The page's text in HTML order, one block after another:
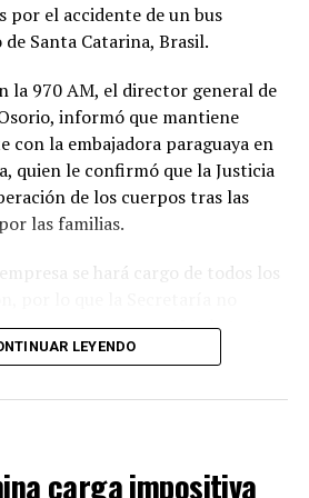
y al público en general, quienes
esta experiencia que propone
una perspectiva cercana,
GRATUITA EN CIUDAD DEL
regional para hacer frente a la
del peaje en todos sus puestos
por el accidente de un bus
Santa Catarina, Brasil.
la 970 AM, el director general de
informó que mantiene
con la embajadora paraguaya en
quien le confirmó que la Justicia
de los cuerpos tras las
las familias.
se hará cargo de todos los
en ese proceso. No obstante,
seguirá acompañando y
regresen al país.
pasajeros que ya recibieron el
este jueves en un bus, luego de
LEYENDO
carga impositiva